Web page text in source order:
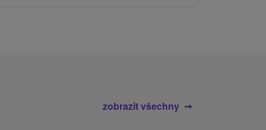
zobrazit všechny